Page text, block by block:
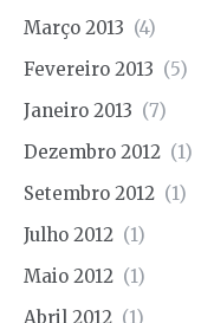
Março 2013 (4)
Fevereiro 2013 (5)
Janeiro 2013 (7)
Dezembro 2012 (1)
Setembro 2012 (1)
Julho 2012 (1)
Maio 2012 (1)
Abril 2012 (1)